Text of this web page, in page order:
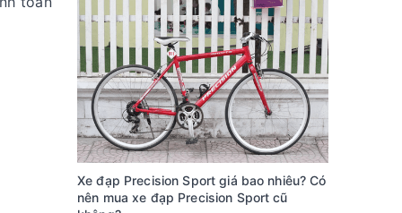
Xe đạp Precision Sport giá bao nhiêu? Có
nên mua xe đạp Precision Sport cũ